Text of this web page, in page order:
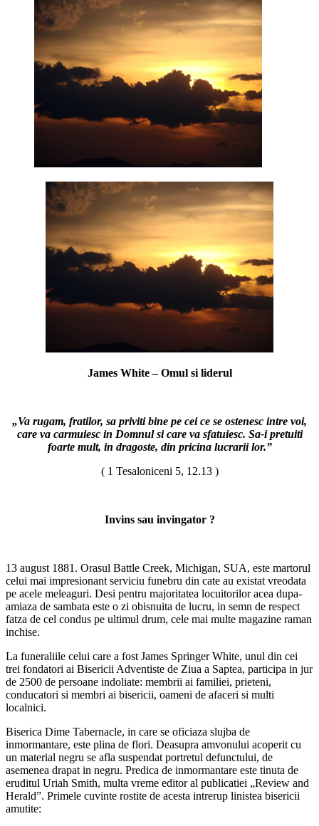
James White – Omul si liderul
„Va rugam, fratilor, sa priviti bine pe cei ce se ostenesc intre voi,
care va carmuiesc in Domnul si care va sfatuiesc. Sa-i pretuiti
foarte mult, in dragoste, din pricina lucrarii lor.”
( 1 Tesaloniceni 5, 12.13 )
Invins sau invingator ?
13 august 1881. Orasul Battle Creek, Michigan, SUA, este martorul
celui mai impresionant serviciu funebru din cate au existat vreodata
pe acele meleaguri. Desi pentru majoritatea locuitorilor acea dupa-
amiaza de sambata este o zi obisnuita de lucru, in semn de respect
fatza de cel condus pe ultimul drum, cele mai multe magazine raman
inchise.
La funeraliile celui care a fost James Springer White, unul din cei
trei fondatori ai Bisericii Adventiste de Ziua a Saptea, participa in jur
de 2500 de persoane indoliate: membrii ai familiei, prieteni,
conducatori si membri ai bisericii, oameni de afaceri si multi
localnici.
Biserica Dime Tabernacle, in care se oficiaza slujba de
inmormantare, este plina de flori. Deasupra amvonului acoperit cu
un material negru se afla suspendat portretul defunctului, de
asemenea drapat in negru. Predica de inmormantare este tinuta de
eruditul Uriah Smith, multa vreme editor al publicatiei „Review and
Herald”. Primele cuvinte rostite de acesta intrerup linistea bisericii
amutite: